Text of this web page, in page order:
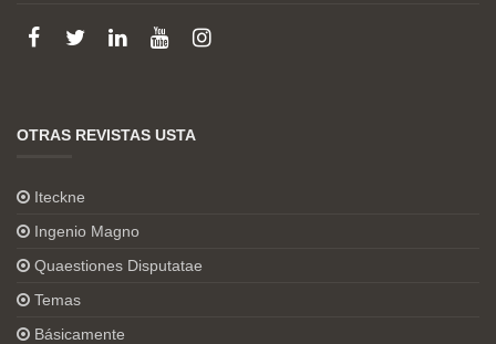
OTRAS REVISTAS USTA
Iteckne
Ingenio Magno
Quaestiones Disputatae
Temas
Básicamente